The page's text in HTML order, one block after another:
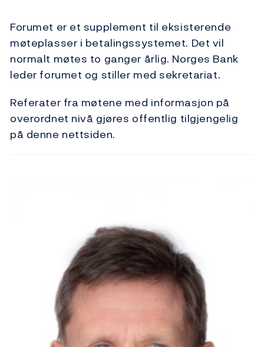
Forumet er et supplement til eksisterende
møteplasser i betalingssystemet. Det vil
normalt møtes to ganger årlig. Norges Bank
leder forumet og stiller med sekretariat.
Referater fra møtene med informasjon på
overordnet nivå gjøres offentlig tilgjengelig
på denne nettsiden.